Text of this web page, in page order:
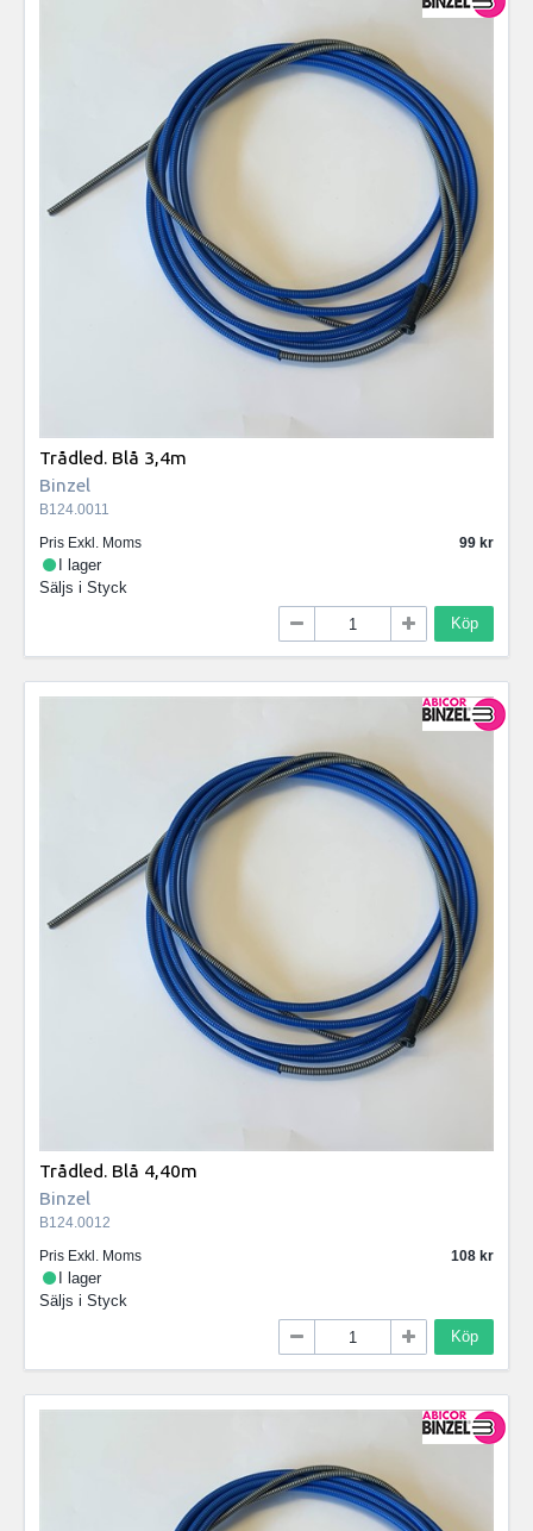
Trådled. Blå 3,4m
Binzel
B124.0011
Pris Exkl. Moms
99
I lager
Säljs i Styck
Köp
Trådled. Blå 4,40m
Binzel
B124.0012
Pris Exkl. Moms
108
I lager
Säljs i Styck
Köp